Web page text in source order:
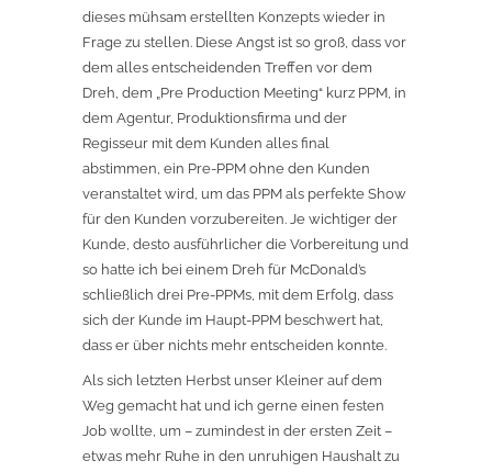
dieses mühsam erstellten Konzepts wieder in
Frage zu stellen. Diese Angst ist so groß, dass vor
dem alles entscheidenden Treffen vor dem
Dreh, dem „Pre Production Meeting“ kurz PPM, in
dem Agentur, Produktionsfirma und der
Regisseur mit dem Kunden alles final
abstimmen, ein Pre-PPM ohne den Kunden
veranstaltet wird, um das PPM als perfekte Show
für den Kunden vorzubereiten. Je wichtiger der
Kunde, desto ausführlicher die Vorbereitung und
so hatte ich bei einem Dreh für McDonald’s
schließlich drei Pre-PPMs, mit dem Erfolg, dass
sich der Kunde im Haupt-PPM beschwert hat,
dass er über nichts mehr entscheiden konnte.
Als sich letzten Herbst unser Kleiner auf dem
Weg gemacht hat und ich gerne einen festen
Job wollte, um – zumindest in der ersten Zeit –
etwas mehr Ruhe in den unruhigen Haushalt zu